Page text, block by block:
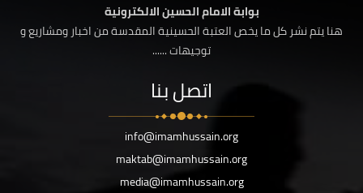
بوابة الامام الحسين الالكترونية
هنا يتم نشر كل ما يخص العتبة الحسينية المقدسة من اخبار ومشاريع و
توجيهات ......
اتصل بنا
info@imamhussain.org
maktab@imamhussain.org
media@imamhussain.org